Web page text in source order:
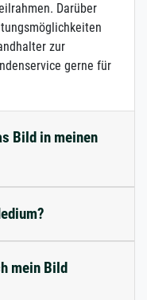
Darüber
zur
gerne für
Bild in meinen
mein Bild